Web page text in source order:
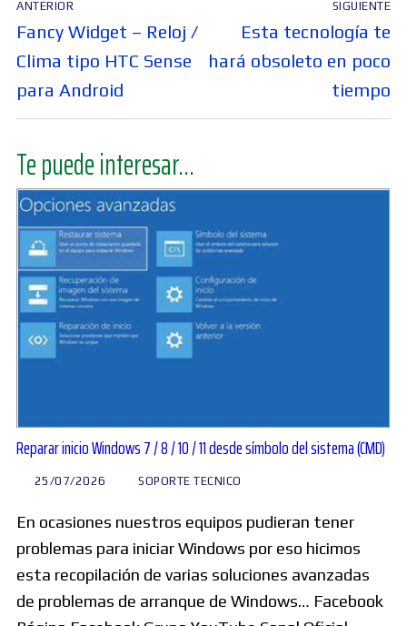
de
entradas
ANTERIOR
Entrada
anterior:
Fancy Widget – Reloj /
Clima tipo HTC Sense
para Android
SIGUIENTE
Entrada
siguiente:
Esta tecnología te
hará obsoleto en poco
tiempo
Te puede interesar...
Reparar inicio Windows 7 / 8 / 10 / 11 desde símbolo del sistema (CMD)
25/07/2026 SOPORTE TECNICO
En ocasiones nuestros equipos pudieran tener
problemas para iniciar Windows por eso hicimos
esta recopilación de varias soluciones avanzadas
de problemas de arranque de Windows… Facebook